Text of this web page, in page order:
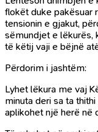
flokët duke pakësuar
tensionin e gjakut,
sëmundjet e lëkurës,
të këtij vaji e bëjnë
Përdorim i jashtëm:
Lyhet lëkura me vaj
minuta deri sa ta
aplikohet një herë në